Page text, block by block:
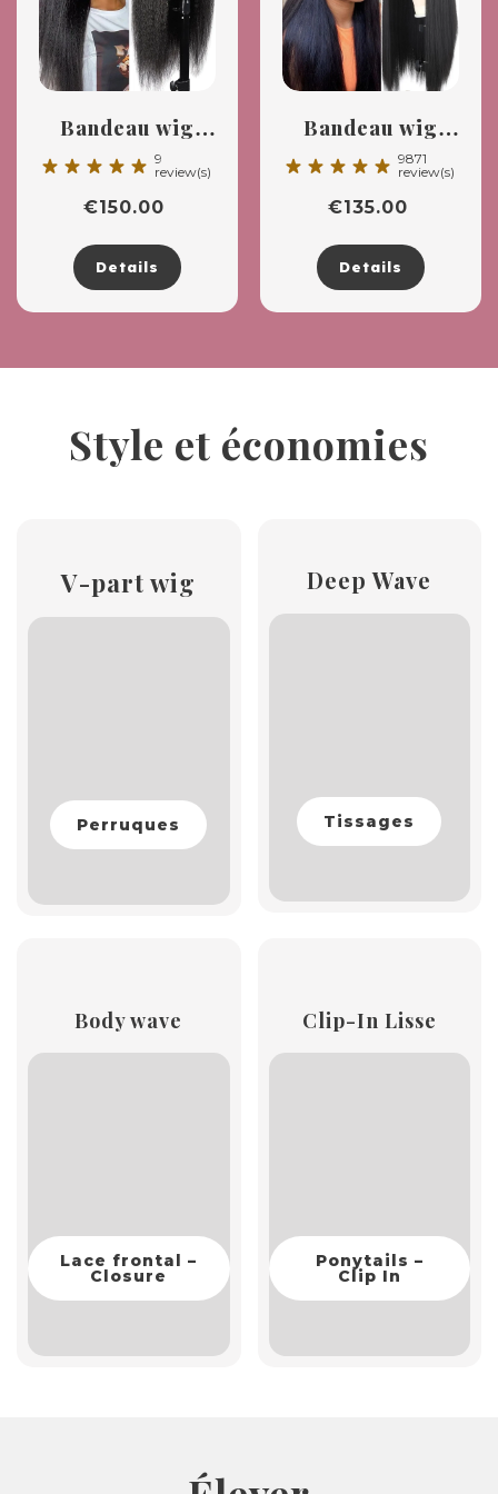
Bandeau wig
Kinky straight
star_rate star_rate star_rate star_rate star_rate 9
review(s)
€150.00
Details
Bandeau wig
lisse
star_rate star_rate star_rate star_rate star_rate 9871
review(s)
€135.00
Details
Style et économies
V-part wig
Perruques
Deep Wave
Tissages
Body wave
Lace frontal –
Closure
Clip-In Lisse
Ponytails –
Clip In